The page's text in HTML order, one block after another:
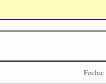
Fecha: